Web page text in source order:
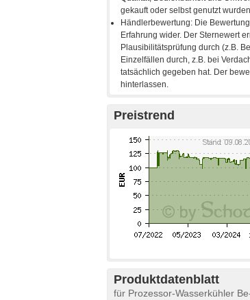
Preistrend
Produktdatenblatt
für Prozessor-Wasserkühler